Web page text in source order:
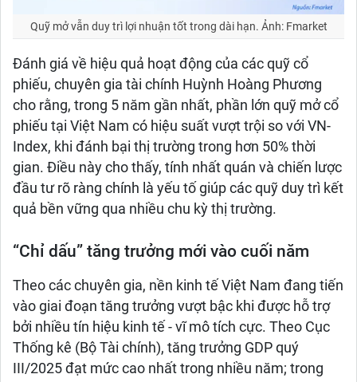
Quỹ mở vẫn duy trì lợi nhuận tốt trong dài hạn. Ảnh: Fmarket
Đánh giá về hiệu quả hoạt động của các quỹ cổ
phiếu, chuyên gia tài chính Huỳnh Hoàng Phương
cho rằng, trong 5 năm gần nhất, phần lớn quỹ mở cổ
phiếu tại Việt Nam có hiệu suất vượt trội so với VN-
Index, khi đánh bại thị trường trong hơn 50% thời
gian. Điều này cho thấy, tính nhất quán và chiến lược
đầu tư rõ ràng chính là yếu tố giúp các quỹ duy trì kết
quả bền vững qua nhiều chu kỳ thị trường.
“Chỉ dấu” tăng trưởng mới vào cuối năm
Theo các chuyên gia, nền kinh tế Việt Nam đang tiến
vào giai đoạn tăng trưởng vượt bậc khi được hỗ trợ
bởi nhiều tín hiệu kinh tế - vĩ mô tích cực. Theo Cục
Thống kê (Bộ Tài chính), tăng trưởng GDP quý
III/2025 đạt mức cao nhất trong nhiều năm; trong